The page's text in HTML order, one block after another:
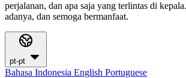
perjalanan, dan apa saja yang terlintas di
adanya, dan semoga bermanfaat.
pt-pt
Bahasa Indonesia English Portuguese